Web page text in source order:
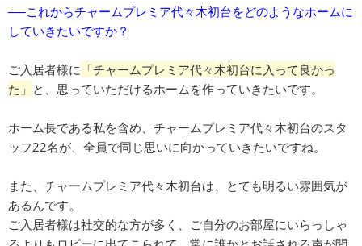
──これからチャームプレミア代々木初台をどのようなホームに
していきたいですか？
ご入居者様に 「チャームプレミア代々木初台に入って良かっ
た」 と、思っていただけるホームを作っていきたいです。
ホーム長である私を含め、チャームプレミア代々木初台のスタ
ッフ22名が、全員で同じ思いに向かっていきたいですね。
また、チャームプレミア代々木初台は、とても明るい雰囲気が
あるんです。
ご入居者様は社交的な方が多く、ご自分のお部屋にいらっしゃ